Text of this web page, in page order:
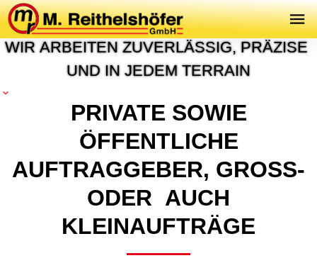
PROJEKTE & REFERENZEN
WIR ARBEITEN ZUVERLÄSSIG, PRÄZISE
UND IN JEDEM TERRAIN
PRIVATE SOWIE
ÖFFENTLICHE
AUFTRAGGEBER, GROSS- O
DER AUCH K
LEINAUFTRÄGE